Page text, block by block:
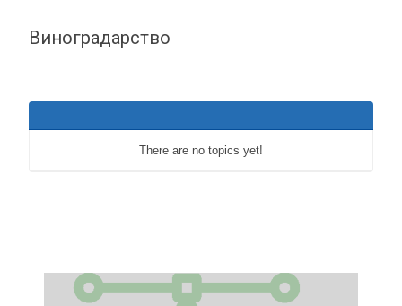
here:
Виноградарство
There are no topics yet!